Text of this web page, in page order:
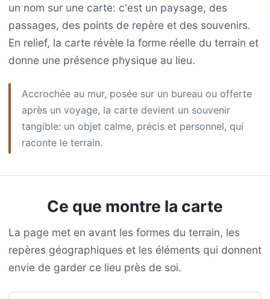
un nom sur une carte: c'est un paysage, des
passages, des points de repère et des souvenirs.
En relief, la carte révèle la forme réelle du terrain et
donne une présence physique au lieu.
Accrochée au mur, posée sur un bureau ou offerte
après un voyage, la carte devient un souvenir
tangible: un objet calme, précis et personnel, qui
raconte le terrain.
Ce que montre la carte
La page met en avant les formes du terrain, les
repères géographiques et les éléments qui donnent
envie de garder ce lieu près de soi.